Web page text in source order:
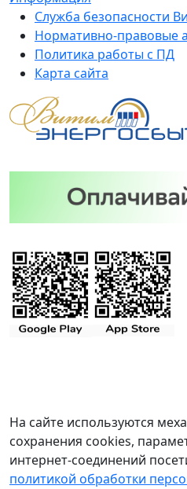
Служба безопасности
Нормативно-правовые
Политика работы с ПД
Карта сайта
На сайте используются
сохранения cookies,
интернет-соединений
политикой обработки